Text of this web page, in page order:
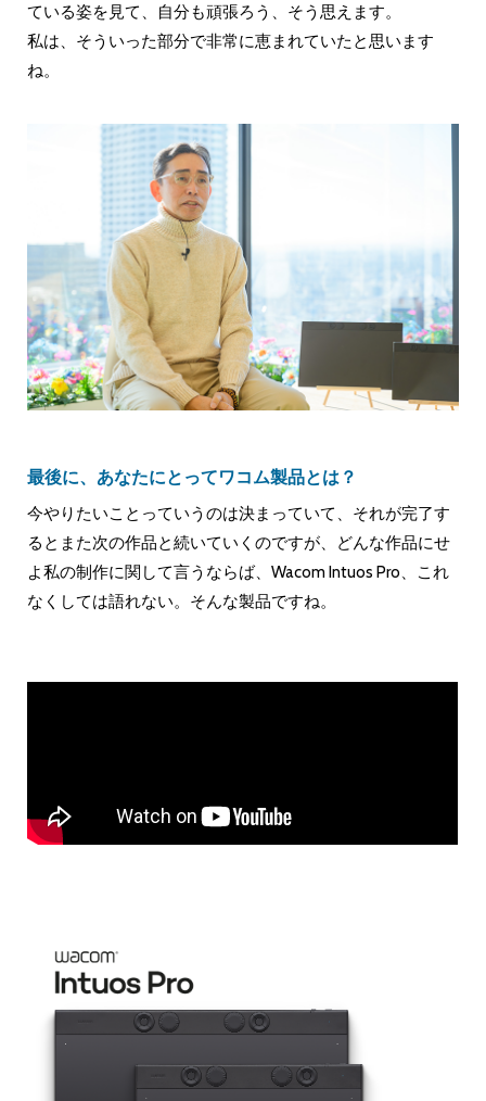
ている姿を見て、自分も頑張ろう、そう思えます。
私は、そういった部分で非常に恵まれていたと思います
ね。
最後に、あなたにとってワコム製品とは？
今やりたいことっていうのは決まっていて、それが完了す
るとまた次の作品と続いていくのですが、どんな作品にせ
よ私の制作に関して言うならば、Wacom Intuos Pro、これ
なくしては語れない。そんな製品ですね。